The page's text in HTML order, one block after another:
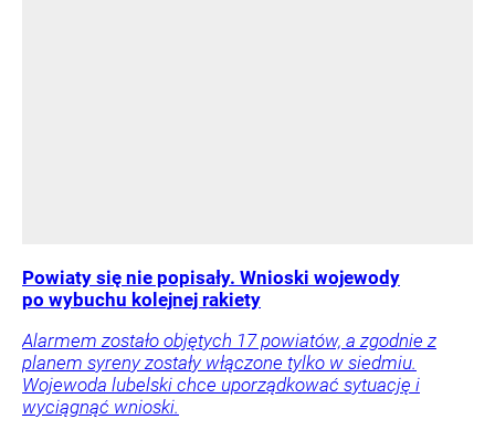
Powiaty się nie popisały. Wnioski wojewody
po wybuchu kolejnej rakiety
Alarmem zostało objętych 17 powiatów, a zgodnie z
planem syreny zostały włączone tylko w siedmiu.
Wojewoda lubelski chce uporządkować sytuację i
wyciągnąć wnioski.